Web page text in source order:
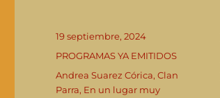
Publicado
el
19 septiembre, 2024
Categorías
PROGRAMAS YA EMITIDOS
Etiquetas
Andrea Suarez Córica,Clan
Parra, En un lugar muy